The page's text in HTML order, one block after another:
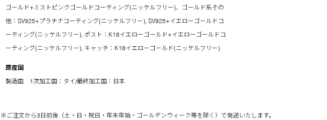
ゴールド+ミストピンクゴールドコーティング(ニッケルフリー)、ゴールド系その
他：SV925+プラチナコーティング(ニッケルフリー), SV925+イエローゴールドコ
ーティング(ニッケルフリー), ポスト：K18イエローゴールド+イエローゴールドコ
ーティング(ニッケルフリー), キャッチ：K18イエローゴールド(ニッケルフリー)
原産国
製造国 1次加工国：タイ/最終加工国：日本
※ご注文から3日前後（土・日・祝日・年末年始・ゴールデンウィーク等を除く）で発送いたします。